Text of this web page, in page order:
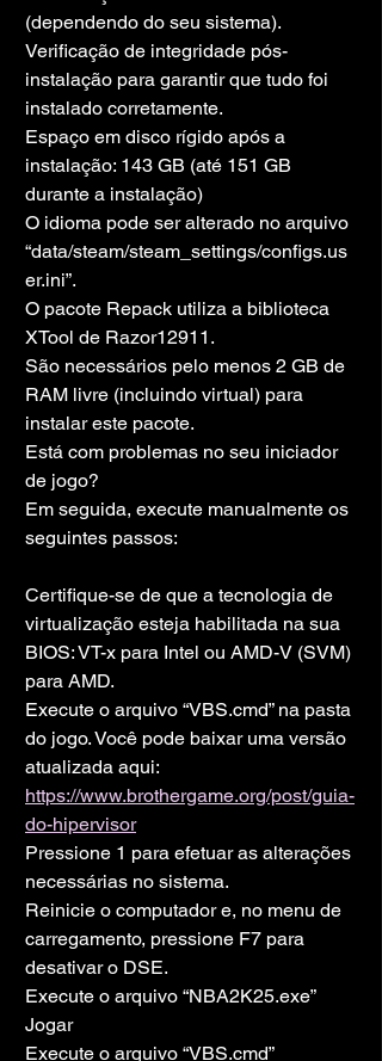
(dependendo do seu sistema).
Verificação de integridade pós-
instalação para garantir que tudo foi
instalado corretamente.
Espaço em disco rígido após a
instalação: 143 GB (até 151 GB
durante a instalação)
O idioma pode ser alterado no arquivo
“data/steam/steam_settings/configs.us
er.ini”.
O pacote Repack utiliza a biblioteca
XTool de Razor12911.
São necessários pelo menos 2 GB de
RAM livre (incluindo virtual) para
instalar este pacote.
Está com problemas no seu iniciador
de jogo?
Em seguida, execute manualmente os
seguintes passos:
Certifique-se de que a tecnologia de
virtualização esteja habilitada na sua
BIOS: VT-x para Intel ou AMD-V (SVM)
para AMD.
Execute o arquivo “VBS.cmd” na pasta
do jogo. Você pode baixar uma versão
atualizada aqui:
https://www.brothergame.org/post/guia-
do-hipervisor
Pressione 1 para efetuar as alterações
necessárias no sistema.
Reinicie o computador e, no menu de
carregamento, pressione F7 para
desativar o DSE.
Execute o arquivo “NBA2K25.exe”
Jogar
Execute o arquivo “VBS.cmd”